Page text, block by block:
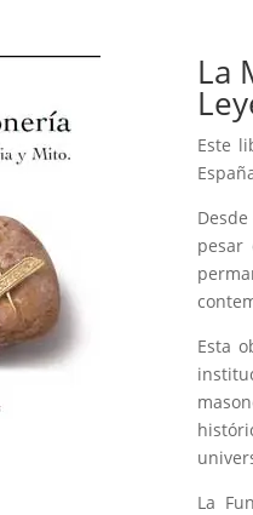
La
Este
pesar
Esta
La